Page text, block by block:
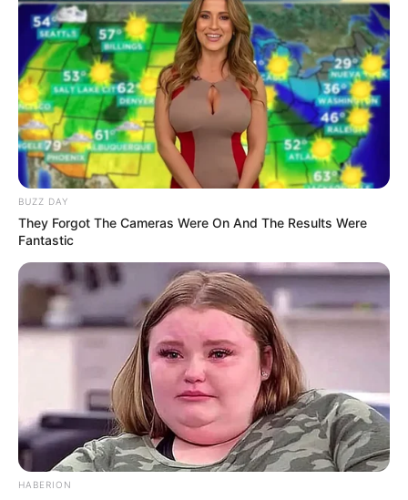
10 Inspirasi Desain
Undangan Minimalis,
Tetap Keren Meski Low
Budget
Ini 10 Ide Desain Kanopi
Minimalis yang Sederhana
& Elegan
Simple hingga Unik, 10
Desain Tempat Lilin
dengan Berbagai Bentuk
BUZZ DAY
They Forgot The Cameras Were On And The Results Were
Fantastic
HABERION